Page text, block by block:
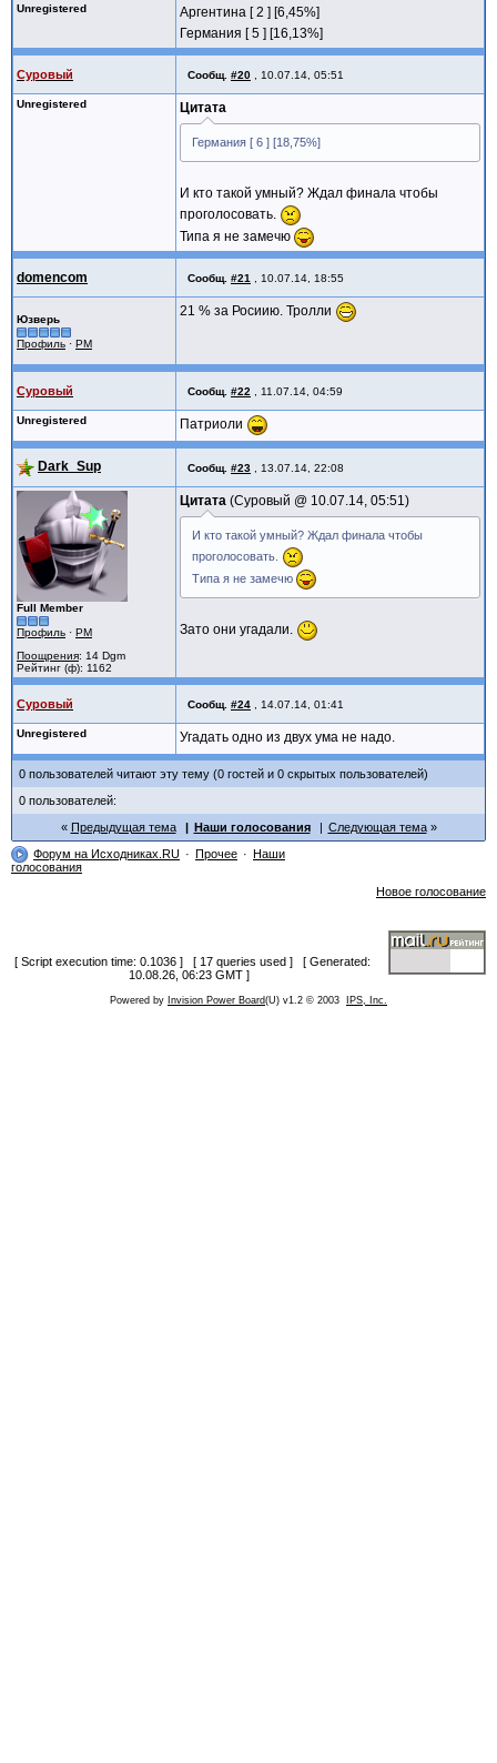
Unregistered
Аргентина [ 2 ] [6,45%]
Германия [ 5 ] [16,13%]
Суровый Сообщ. #20 10.07.14, 05:51
Unregistered Цитата
Германия [ 6 ] [18,75%]
И кто такой умный? Ждал финала чтобы
проголосовать.
Типа я не замечю
domencom Сообщ. #21 10.07.14, 18:55
Юзверь
Профиль · PM
21 % за Росиию. Тролли
Суровый Сообщ. #22 11.07.14, 04:59
Unregistered Патриоли
Dark_Sup Сообщ. #23 13.07.14, 22:08
Full Member
Профиль · PM
Поощрения: 14 Dgm
Рейтинг (ф): 1162
Цитата Суровый @ 10.07.14, 05:51
И кто такой умный? Ждал финала чтобы
проголосовать.
Типа я не замечю
Зато они угадали.
Суровый Сообщ. #24 14.07.14, 01:41
Unregistered Угадать одно из двух ума не надо.
0 пользователей читают эту тему (0 гостей и 0 скрытых пользователей)
0 пользователей:
Предыдущая тема
Наши голосования
Следующая тема
Форум на Исходниках.RU
Прочее
Наши
голосования
Новое голосование
[ Script execution time: 0.1036 ] [ 17 queries used ] [ Generated:
10.08.26, 06:23 GMT ]
Powered by Invision Power Board(U) v1.2 © 2003 IPS, Inc.